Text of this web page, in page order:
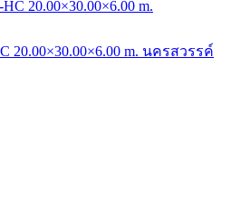
20.00×30.00×6.00 m. นครสวรรค์